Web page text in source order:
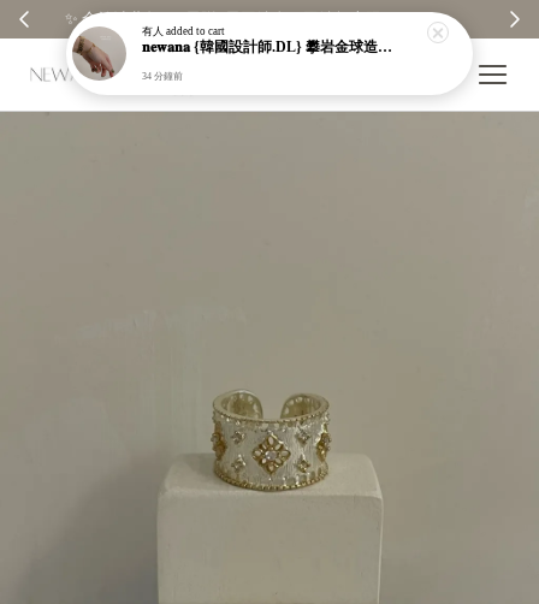
有人 added to cart
𝐧𝐞𝐰𝐚𝐧𝐚 {韓國設計師.DL} 攀岩金球造型手鍊｜吊墜｜墜飾｜金色｜純銀鍍金｜手鏈｜現貨＋預購【n606】
34 分鐘前